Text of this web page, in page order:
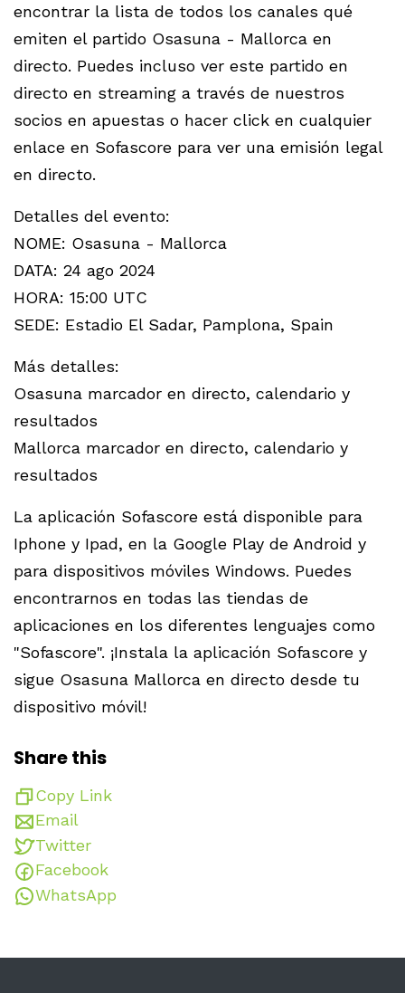
encontrar la lista de todos los canales qué
emiten el partido Osasuna - Mallorca en
directo. Puedes incluso ver este partido en
directo en streaming a través de nuestros
socios en apuestas o hacer click en cualquier
enlace en Sofascore para ver una emisión legal
en directo.
Detalles del evento:
NOME: Osasuna - Mallorca
DATA: 24 ago 2024
HORA: 15:00 UTC
SEDE: Estadio El Sadar, Pamplona, Spain
Más detalles:
Osasuna marcador en directo, calendario y
resultados
Mallorca marcador en directo, calendario y
resultados
La aplicación Sofascore está disponible para
Iphone y Ipad, en la Google Play de Android y
para dispositivos móviles Windows. Puedes
encontrarnos en todas las tiendas de
aplicaciones en los diferentes lenguajes como
"Sofascore". ¡Instala la aplicación Sofascore y
sigue Osasuna Mallorca en directo desde tu
dispositivo móvil!
Share this
Copy Link
Email
Twitter
Facebook
WhatsApp